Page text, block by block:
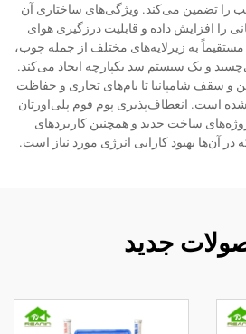
را تضمین می‌کند. ویژگی‌های ساختاری آن
را افزایش داده و قابلیت درزگیری هوای
به زیرلایه‌های مختلف از جمله چوب،
و یک سیستم سد یکپارچه ایجاد می‌کند.
و سقف شامپانیا تا بام‌های تجاری و حفاظت
است. انعطاف‌پذیری پوم فوم پلی‌اورتان
ساخت جدید و همچنین کاربردهای
آن‌ها بهبود کارایی انرژی مورد نیاز است.
جدید